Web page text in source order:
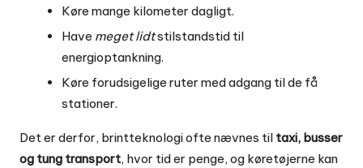
Køre mange kilometer dagligt.
Have meget lidtstilstandstid til
energioptankning.
Køre forudsigelige ruter med adgang til de få
stationer.
Det er derfor, brintteknologi ofte nævnes til taxi, busser
og tung transport, hvor tid er penge, og køretøjerne kan